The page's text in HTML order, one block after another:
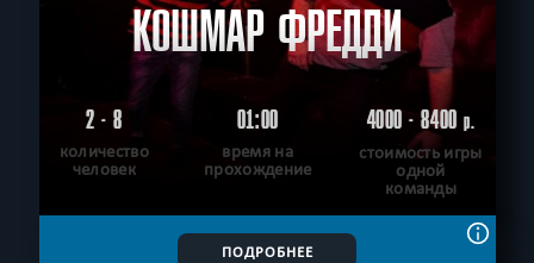
КОШМАР ФРЕДДИ
2 - 8
количество
человек
01:00
время на
прохождение
4000 - 8400р.
стоимость игры
одной
команды
ПОДРОБНЕЕ